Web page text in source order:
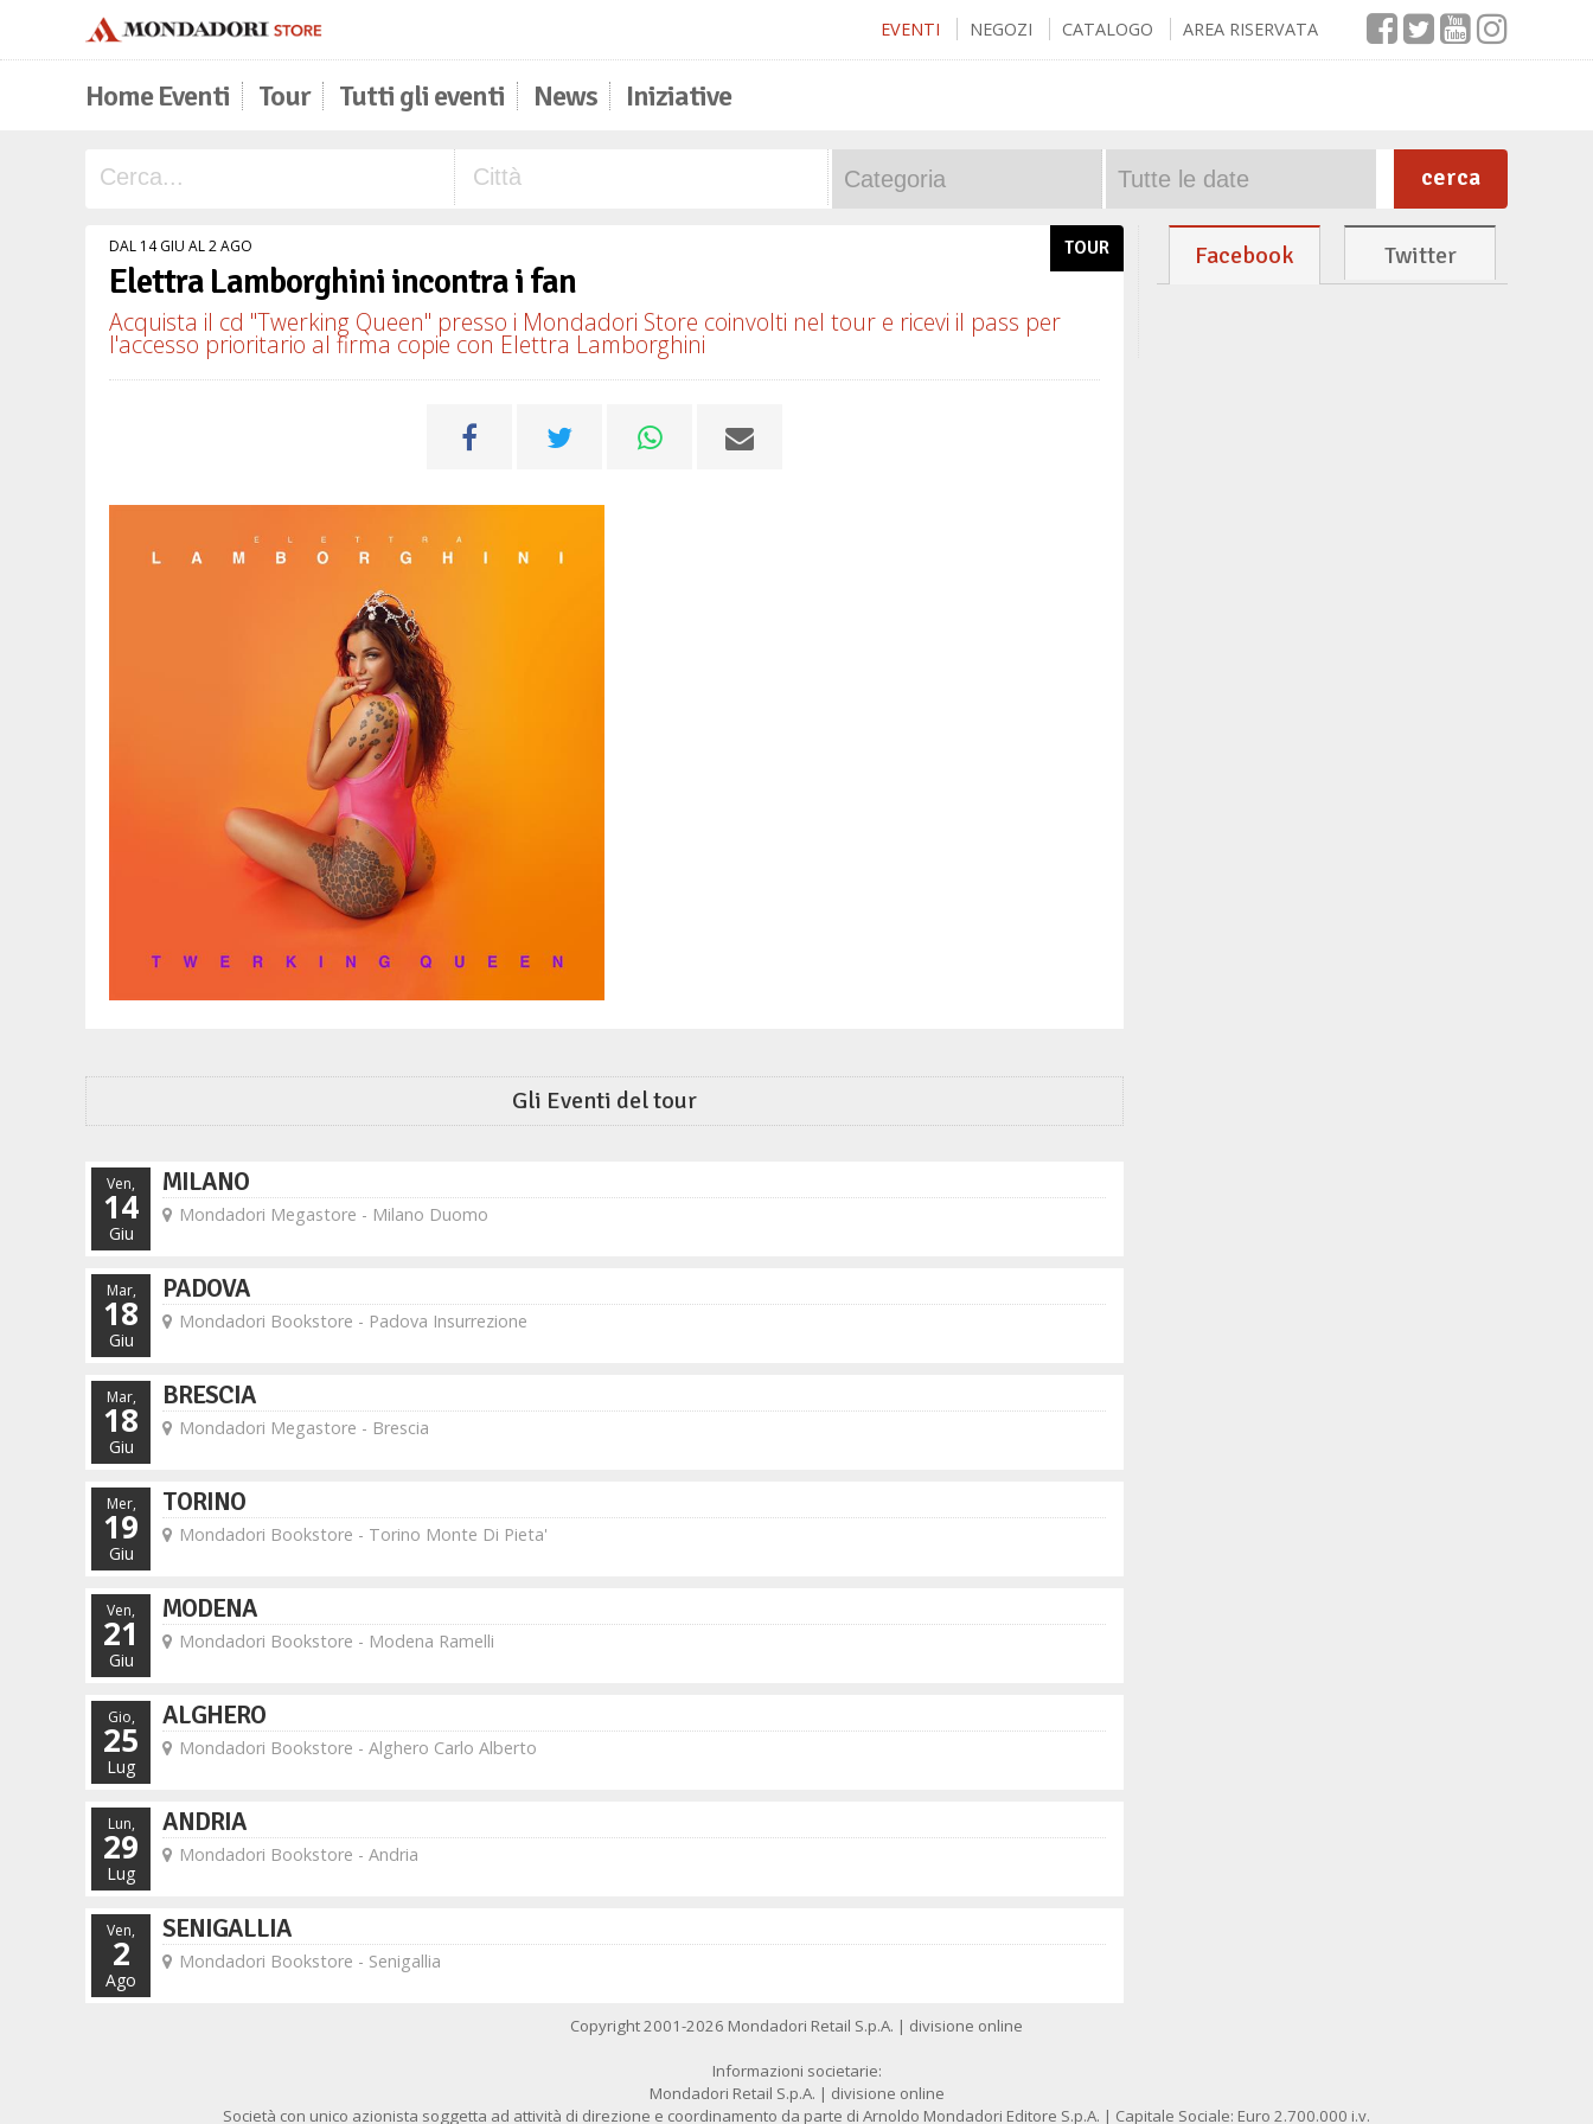
EVENTI NEGOZI CATALOGO AREA RISERVATA
Home Eventi Tour Tutti gli eventi News Iniziative
cerca
TOUR
DAL 14 GIU AL 2 AGO
Elettra Lamborghini incontra i fan
Acquista il cd "Twerking Queen" presso i Mondadori Store coinvolti nel tour e ricevi il pass per
l'accesso prioritario al firma copie con Elettra Lamborghini
Gli Eventi del tour
Ven,
14
Giu
MILANO
Mondadori Megastore - Milano Duomo
Mar,
18
Giu
PADOVA
Mondadori Bookstore - Padova Insurrezione
Mar,
18
Giu
BRESCIA
Mondadori Megastore - Brescia
Mer,
19
Giu
TORINO
Mondadori Bookstore - Torino Monte Di Pieta'
Ven,
21
Giu
MODENA
Mondadori Bookstore - Modena Ramelli
Gio,
25
Lug
ALGHERO
Mondadori Bookstore - Alghero Carlo Alberto
Lun,
29
Lug
ANDRIA
Mondadori Bookstore - Andria
Ven,
2
Ago
SENIGALLIA
Mondadori Bookstore - Senigallia
Facebook Twitter
Copyright 2001-2026 Mondadori Retail S.p.A. | divisione online
Informazioni societarie:
Mondadori Retail S.p.A. | divisione online
Società con unico azionista soggetta ad attività di direzione e coordinamento da parte di Arnoldo Mondadori Editore S.p.A. | Capitale Sociale: Euro 2.700.000 i.v.